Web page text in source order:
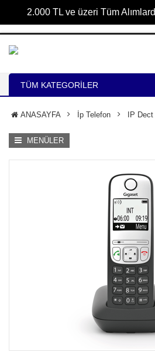
2.000 TL ve üzeri Tüm
TÜM KATEGORILER
ANASAYFA İp Telefon IP
MENÜLER